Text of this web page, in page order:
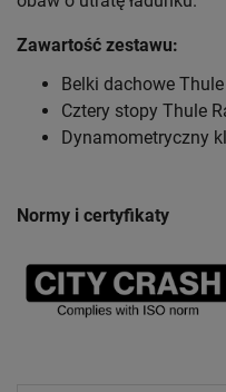
Zawartość zestawu:
Belki dachowe
Cztery stopy Thule
Dynamometryczny
Normy i certyfikaty